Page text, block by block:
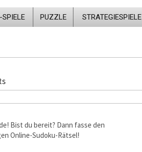
PUZZLE STRATEGIESPIELE
Bist du bereit? Dann fasse den
Online-Sudoku-Rätsel!